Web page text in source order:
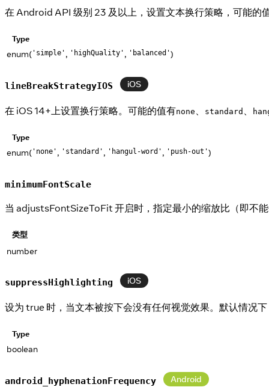
在 Android API 级别 23 及以上，设置文本换行策略，可能的
Type
enum( 'simple' , 'highQuality' , 'balanced')
lineBreakStrategyIOS iOS
在 iOS 14+上设置换行策略。可能的值有none standard
Type
enum( 'none' , 'standard' , 'hangul-word' , 'push-out')
minimumFontScale
当 adjustsFontSizeToFit 开启时，指定最小的缩放比（即不
类型
number
suppressHighlighting iOS
设为 true 时，当文本被按下会没有任何视觉效果。默认情况
Type
boolean
android_hyphenationFrequency Android